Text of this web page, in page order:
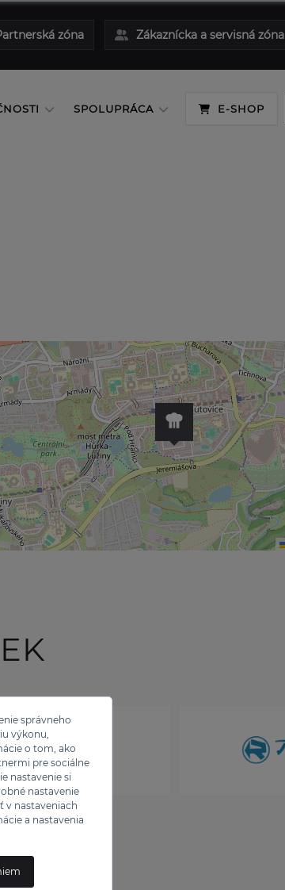
správneho
výkonu,
o tom, ako
pre sociálne
nastavenie si
nastavenie
v nastaveniach
a nastavenia
zóna Zákaznícka a servisná zóna
SPOLUPRÁCA E-SHOP